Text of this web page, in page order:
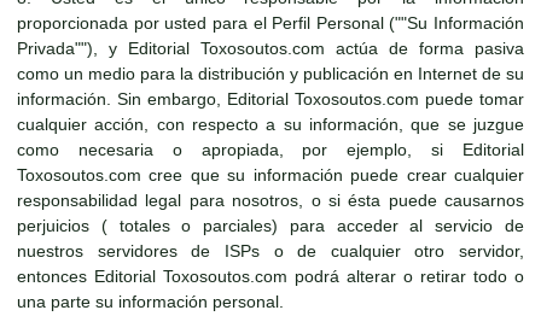
proporcionada por usted para el Perfil Personal (""Su Información
Privada""), y Editorial Toxosoutos.com actúa de forma pasiva
como un medio para la distribución y publicación en Internet de su
información. Sin embargo, Editorial Toxosoutos.com puede tomar
cualquier acción, con respecto a su información, que se juzgue
como necesaria o apropiada, por ejemplo, si Editorial
Toxosoutos.com cree que su información puede crear cualquier
responsabilidad legal para nosotros, o si ésta puede causarnos
perjuicios ( totales o parciales) para acceder al servicio de
nuestros servidores de ISPs o de cualquier otro servidor,
entonces Editorial Toxosoutos.com podrá alterar o retirar todo o
una parte su información personal.